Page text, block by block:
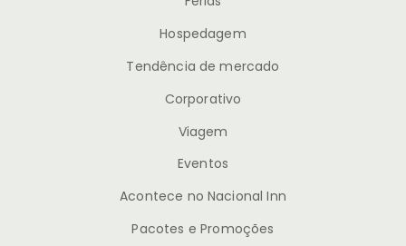
Hospedagem
Tendência de mercado
Corporativo
Viagem
Eventos
Acontece no Nacional Inn
Pacotes e Promoções